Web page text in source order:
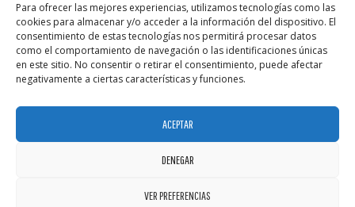
Para ofrecer las mejores experiencias, utilizamos tecnologías como las
cookies para almacenar y/o acceder a la información del dispositivo. El
consentimiento de estas tecnologías nos permitirá procesar datos
como el comportamiento de navegación o las identificaciones únicas
en este sitio. No consentir o retirar el consentimiento, puede afectar
negativamente a ciertas características y funciones.
ACEPTAR
DENEGAR
VER PREFERENCIAS